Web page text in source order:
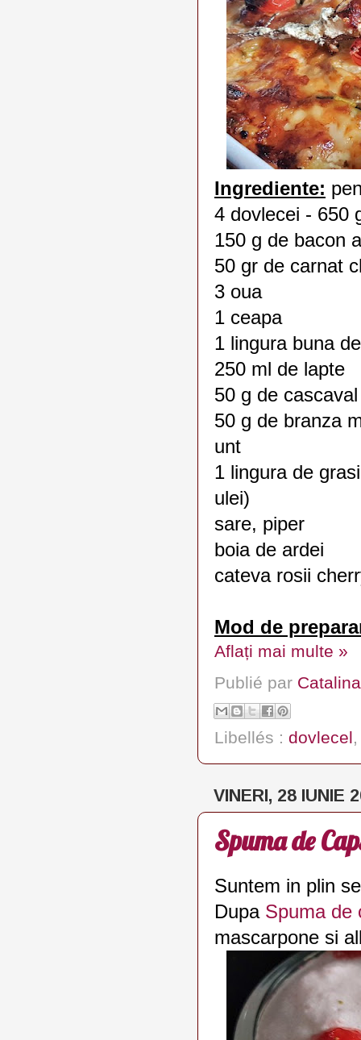
Ingrediente:
4 dovlecei - 650
150 g de bacon
50 gr de carnat
3 oua
1 ceapa
1 lingura buna
250 ml de lapte
50 g de
50 g de branza
unt
1 lingura de
ulei)
sare, piper
boia de ardei
cateva rosii
Mod de
Aflați mai multe »
Publié par Catalina
Libellés : dovlecel
VINERI, 28 IUNIE
Spuma de
Suntem in plin
Dupa Spuma de
mascarpone si